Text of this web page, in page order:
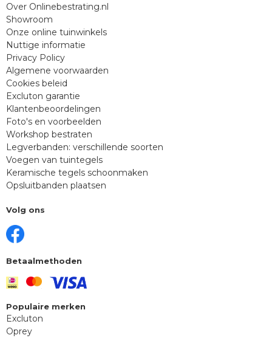
Over Onlinebestrating.nl
Showroom
Onze online tuinwinkels
Nuttige informatie
Privacy Policy
Algemene voorwaarden
Cookies beleid
Excluton garantie
Klantenbeoordelingen
Foto's en voorbeelden
Workshop bestraten
Legverbanden: verschillende soorten
Voegen van tuintegels
Keramische tegels schoonmaken
Opsluitbanden plaatsen
Volg ons
Betaalmethoden
Populaire merken
Excluton
Oprey